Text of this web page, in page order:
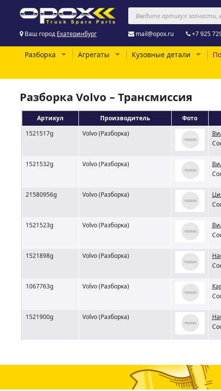
Ваш город Екатеринбург mail@opox.ru +7 925
Разборка Агрегаты Кузовные детали
Разборка Volvo – Трансмиссия
Артикул Производитель
Фото
1521517g
Volvo (Разборка)
1521532g Volvo (Разборка)
21580956g Volvo (Разборка)
1521523g Volvo (Разборка)
1521898g Volvo (Разборка)
1067763g Volvo (Разборка)
1521900g Volvo (Разборка)